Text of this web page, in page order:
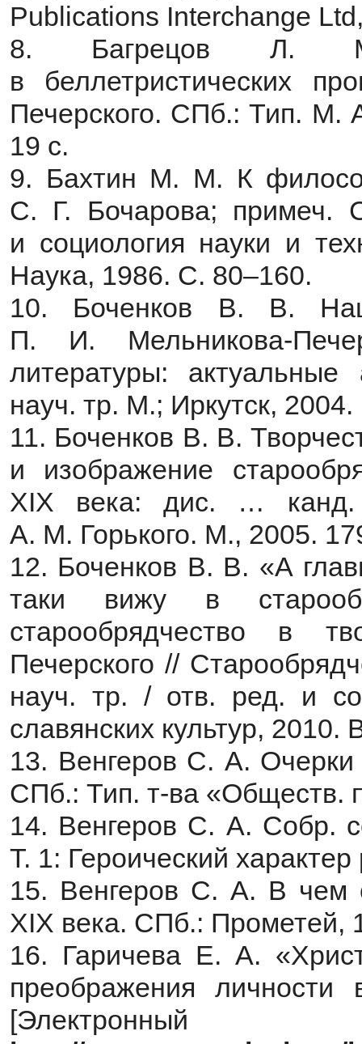
Publications Interchange
8. Багрецов Л. М.
в беллетристических
Печерского. СПб.: Тип. М.
19 с.
9. Бахтин М. М. К
С. Г. Бочарова; примеч.
и социология науки и
Наука, 1986. С. 80–160.
10. Боченков В. В.
П. И. Мельникова-
литературы:
науч. тр. М.; Иркутск,
11. Боченков В. В.
и изображение
XIX века: дис. …
А. М. Горького. М., 2005.
12. Боченков В. В. «А
таки вижу в
старообрядчество в
Печерского //
науч. тр. / отв. ред. и
славянских культур,
13. Венгеров С. А. Очерки
СПб.: Тип. т-ва «Обществ.
14. Венгеров С. А. Собр.
Т. 1: Героический
15. Венгеров С. А. В чем
XIX века. СПб.: Прометей,
16. Гаричева Е. А.
преображения